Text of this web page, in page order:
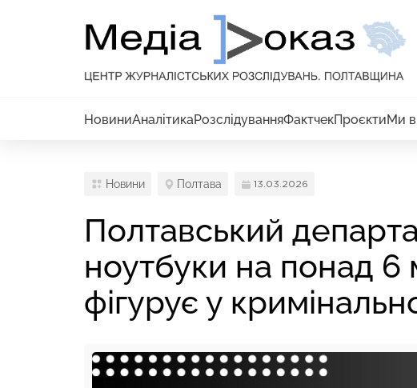
НовиниАналітикаРозслідуванняФактчекПроєктиМи
Новини Полтава 13.03.2026
Полтавський
ноутбуки на понад
фігурує у